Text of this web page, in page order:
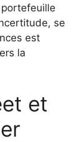
se
est
la
et